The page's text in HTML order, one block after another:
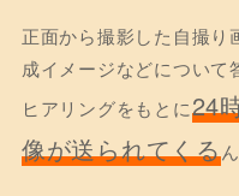
正面から撮影した自撮
成イメージなどについて
ヒアリングをもとに24
像が送られてくる